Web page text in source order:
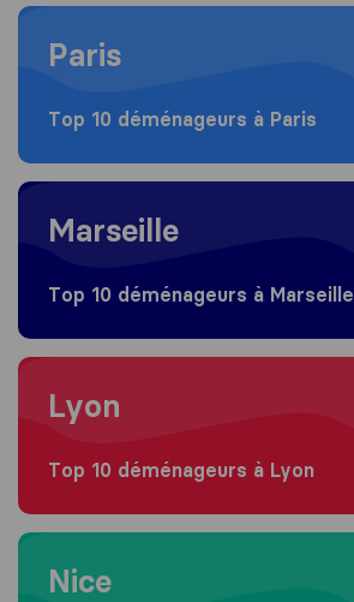
Moving to Paris
Paris
Top 10 déménageurs à Paris
Moving to Marseille
Marseille
Top 10 déménageurs à Marseille
Moving to Lyon
Lyon
Top 10 déménageurs à Lyon
Moving to Nice
Nice